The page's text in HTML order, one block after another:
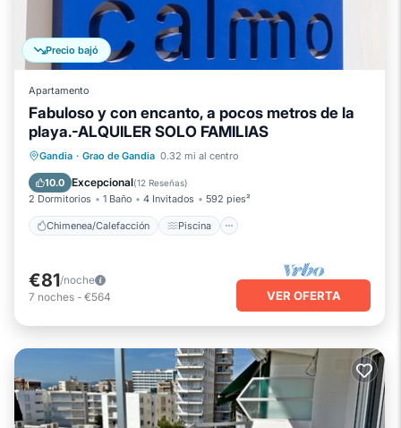
Precio bajó
Apartamento
Fabuloso y con encanto, a pocos metros de la
playa.-ALQUILER SOLO FAMILIAS
Gandia · Grao de Gandia 0.32 mi al centro
10.0 Excepcional(12 Reseñas)
2 Dormitorios 1 Baño 4 Invitados 592 pies²
Chimenea/Calefacción Piscina
Chimenea/Calefacción
Piscina
Balcón/Terraza
€81/noche
7 noches - €564 VER OFERTA